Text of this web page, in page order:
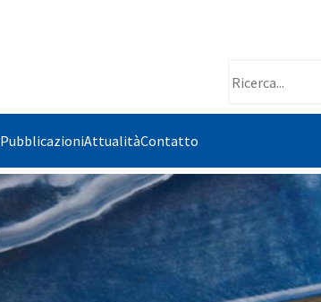
PubblicazioniAttualitàContatto